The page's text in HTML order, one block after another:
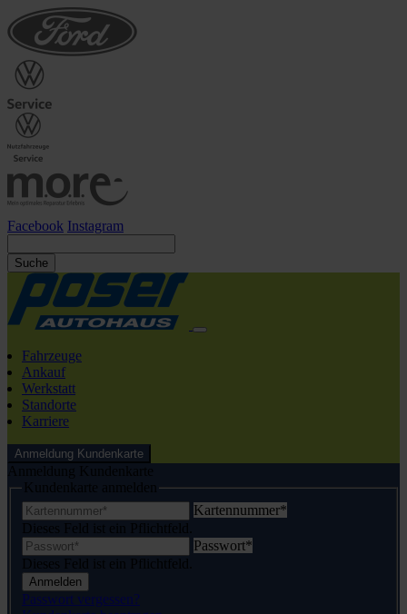
Facebook Instagram
Suche
Fahrzeuge
Ankauf
Werkstatt
Standorte
Karriere
Anmeldung Kundenkarte
Anmeldung Kundenkarte
Kundenkarte anmelden
Kartennummer*
Dieses Feld ist ein Pflichtfeld.
Passwort*
Dieses Feld ist ein Pflichtfeld.
Anmelden
Passwort vergessen?